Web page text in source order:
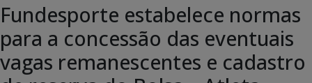
Fundesporte estabelece normas
para a concessão das eventuais
vagas remanescentes e cadastro